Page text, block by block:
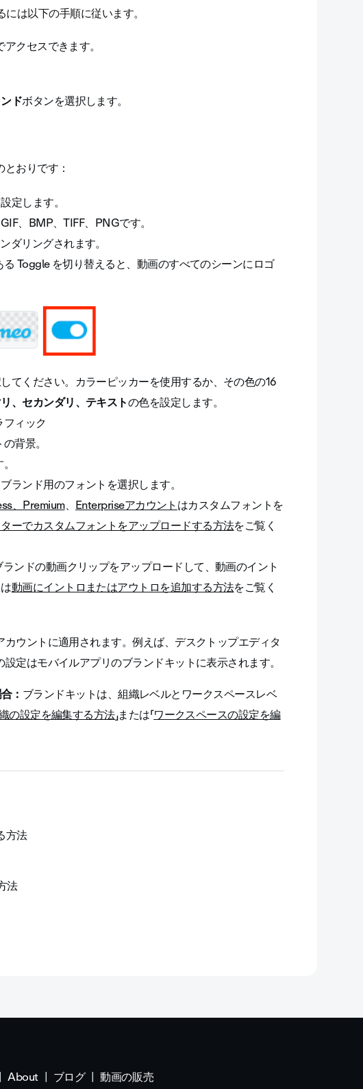
は以下の手順に従います。
クセスできます。
ドボタンを選択します。
おりです：
定します。
、BMP、TIFF、PNGです。
ダリングされます。
Toggle を切り替えると、動画のすべてのシーンにロゴ
てください。カラーピッカーを使用するか、その色の16
、セカンダリ、 テキストの色を設定します。
ィック
背景。
ランド用のフォントを選択します。
、Premium、Enterpriseアカウントはカスタムフォントを
ーでカスタムフォントをアップロードする方法をご覧く
ンドの動画クリップをアップロードして、動画のイント
動画にイントロまたはアウトロを追加する方法をご覧く
ウントに適用されます。例えば、デスクトップエディタ
定はモバイルアプリのブランドキットに表示されます。
： ブランドキットは、組織レベルとワークスペースレベ
の設定を編集する方法」または「ワークスペースの設定を編
方法
法
About ブログ 動画の販売